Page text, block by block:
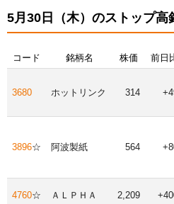
5月30日（木）のストップ高
コード 銘柄名 株価 前日
3680 ホットリンク 314
3896☆ 阿波製紙 564
4760☆ ＡＬＰＨＡ 2,209